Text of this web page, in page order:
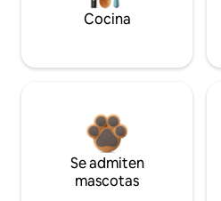
Cocina
Se admiten
mascotas